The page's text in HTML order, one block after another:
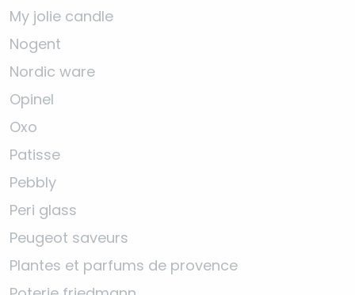
My jolie candle
Nogent
Nordic ware
Opinel
Oxo
Patisse
Pebbly
Peri glass
Peugeot saveurs
Plantes et parfums de provence